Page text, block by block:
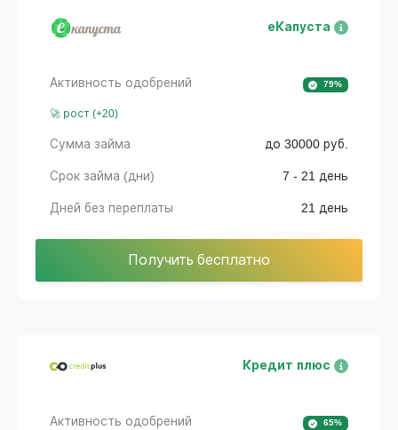
еКапуста
Активность одобрений 79%
🚀 рост (+20)
Сумма займа до 30000 руб.
Срок займа (дни) 7 - 21 день
Дней без переплаты 21 день
Получить бесплатно
Кредит плюс
Активность одобрений 65%